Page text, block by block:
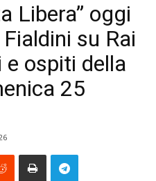
Libera” oggi
su Rai
e ospiti della
25